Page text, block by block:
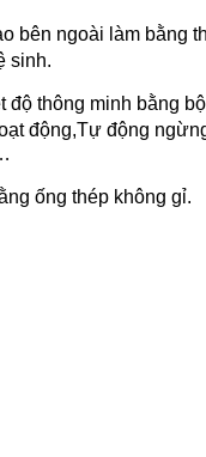
bên ngoài làm
sinh.
độ thông minh bằng
động,Tự động
ống thép không gỉ.